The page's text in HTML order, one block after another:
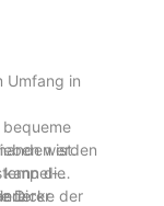
Umfang in
ist.
kann die
werden
Dicke der